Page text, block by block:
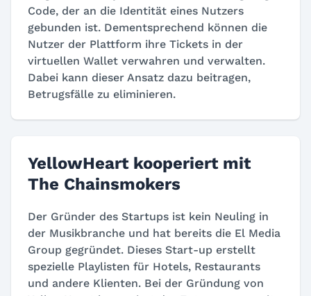
Code, der an die Identität eines Nutzers
gebunden ist. Dementsprechend können die
Nutzer der Plattform ihre Tickets in der
virtuellen Wallet verwahren und verwalten.
Dabei kann dieser Ansatz dazu beitragen,
Betrugsfälle zu eliminieren.
YellowHeart kooperiert mit
The Chainsmokers
Der Gründer des Startups ist kein Neuling in
der Musikbranche und hat bereits die El Media
Group gegründet. Dieses Start-up erstellt
spezielle Playlisten für Hotels, Restaurants
und andere Klienten. Bei der Gründung von